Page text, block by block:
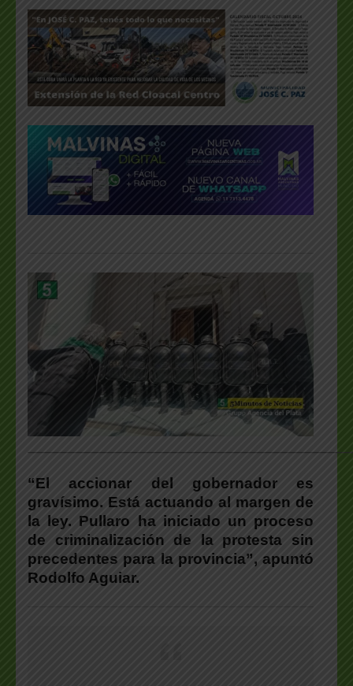
“El accionar del gobernador es
gravísimo. Está actuando al margen de
la ley. Pullaro ha iniciado un proceso
de criminalización de la protesta sin
precedentes para la provincia”, apuntó
Rodolfo Aguiar.